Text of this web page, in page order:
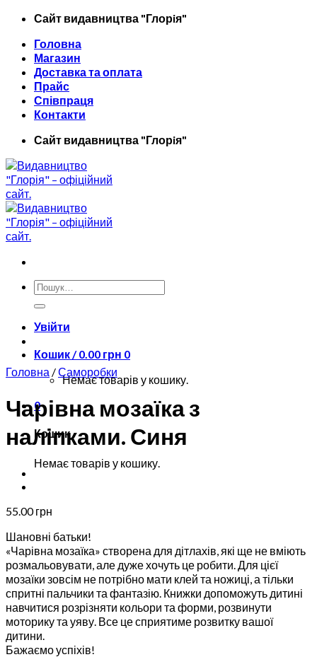
Skip
content
Сайт видавництва "Глорiя"
Головна
Магазин
Доставка та оплата
Прайс
Співпраця
Контакти
Сайт видавництва "Глорiя"
Шукати:
Увійти
Кошик /0.00 грн 0
Немає товарів у кошику.
0
Кошик
Немає товарів у кошику.
Головна /Саморобки
Чарівна мозаїка з
наліпками. Синя
55.00грн
Шановні батьки!
«Чарівна мозаїка» створена для дітлахів, які ще не вміють
розмальовувати, але дуже хочуть це робити. Для цієї
мозаїки зовсім не потрібно мати клей та ножиці, а тільки
спритні пальчики та фантазію. Книжки допоможуть дитині
навчитися розрізняти кольори та форми, розвинути
моторику та уяву. Все це сприятиме розвитку вашої
дитини.
Бажаємо успіхів!